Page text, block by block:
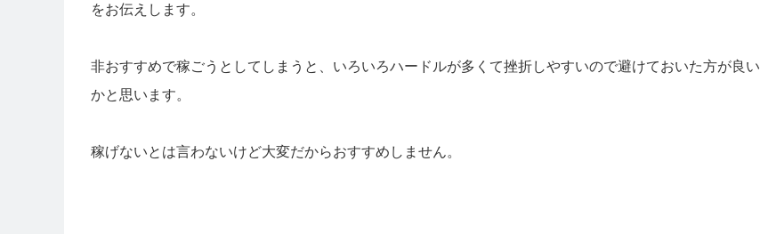
をお伝えします。
非おすすめで稼ごうとしてしまうと、いろいろハードルが多くて挫折しやすいので避けておいた方が良い
かと思います。
稼げないとは言わないけど大変だからおすすめしません。